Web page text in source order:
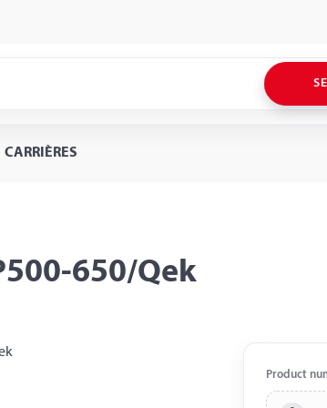
CARRIÈRES
650/Qek
Product